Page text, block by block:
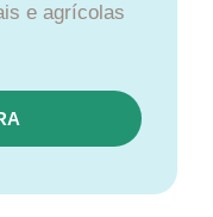
e agrícolas